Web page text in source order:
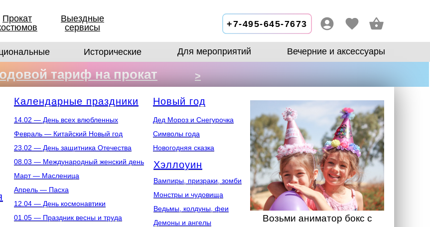
Выездные
сервисы
Прокат
+7-495-645-7673
Вечерние и аксессуары
Для мероприятий
Исторические
тариф на прокат
>
Хэллоуин
Календарные праздники
Вампиры, призраки, зомби
Монстры и чудовища
Ведьмы, колдуны, феи
Демоны и ангелы
14.02 — День всех влюбленных
Февраль — Китайский Новый год
23.02 — День защитника Отечества
08.03 — Международный женский день
Март — Масленица
Апрель — Пасха
12.04 — День космонавтики
01.05 — Праздник весны и труда
Новый год
Дед Мороз и Снегурочка
Символы года
Новогодняя сказка
Возьми аниматор бокс с